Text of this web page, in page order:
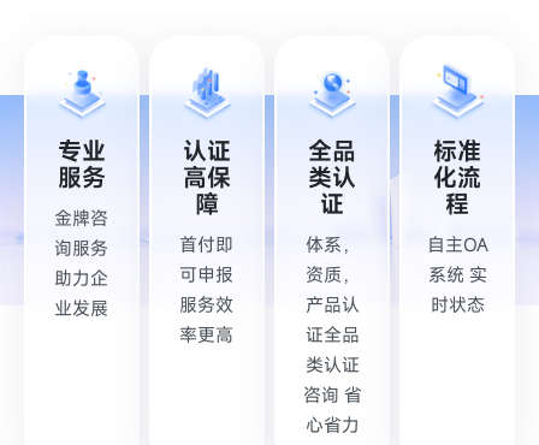
专业
服务
金牌咨
询服务
助力企
业发展
认证
高保
障
首付即
可申报
服务效
率更高
全品
类认
证
体系，
资质，
产品认
证全品
类认证
咨询 省
心省力
标准
化流
程
自主OA
系统 实
时状态